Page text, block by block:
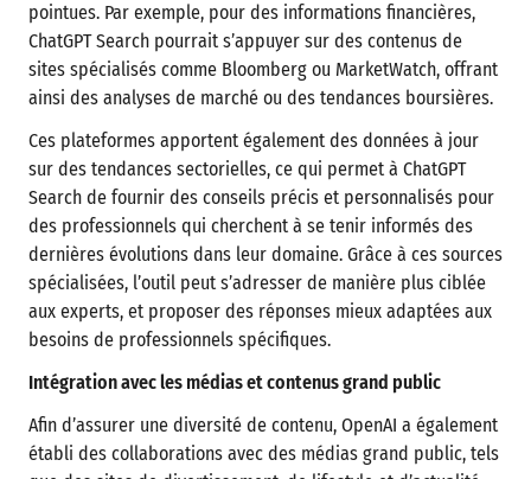
pointues. Par exemple, pour des informations financières,
ChatGPT Search pourrait s’appuyer sur des contenus de
sites spécialisés comme Bloomberg ou MarketWatch, offrant
ainsi des analyses de marché ou des tendances boursières.
Ces plateformes apportent également des données à jour
sur des tendances sectorielles, ce qui permet à ChatGPT
Search de fournir des conseils précis et personnalisés pour
des professionnels qui cherchent à se tenir informés des
dernières évolutions dans leur domaine. Grâce à ces sources
spécialisées, l’outil peut s’adresser de manière plus ciblée
aux experts, et proposer des réponses mieux adaptées aux
besoins de professionnels spécifiques.
Intégration avec les médias et contenus grand public
Afin d’assurer une diversité de contenu, OpenAI a également
établi des collaborations avec des médias grand public, tels